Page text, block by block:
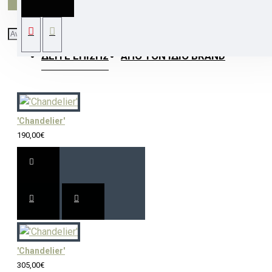
ΔΕΊΤΕ ΕΠΊΣΗΣ ΑΠΌ ΤΟΝ ΊΔΙΟ BRAND
'Chandelier'
190,00€
'Chandelier'
305,00€